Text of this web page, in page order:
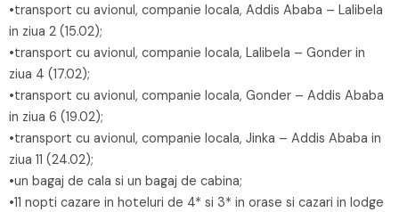
•transport cu avionul, companie locala, Addis Ababa – Lalibela
in ziua 2 (15.02);
•transport cu avionul, companie locala, Lalibela – Gonder in
ziua 4 (17.02);
•transport cu avionul, companie locala, Gonder – Addis Ababa
in ziua 6 (19.02);
•transport cu avionul, companie locala, Jinka – Addis Ababa in
ziua 11 (24.02);
•un bagaj de cala si un bagaj de cabina;
•11 nopti cazare in hoteluri de 4* si 3* in orase si cazari in lodge